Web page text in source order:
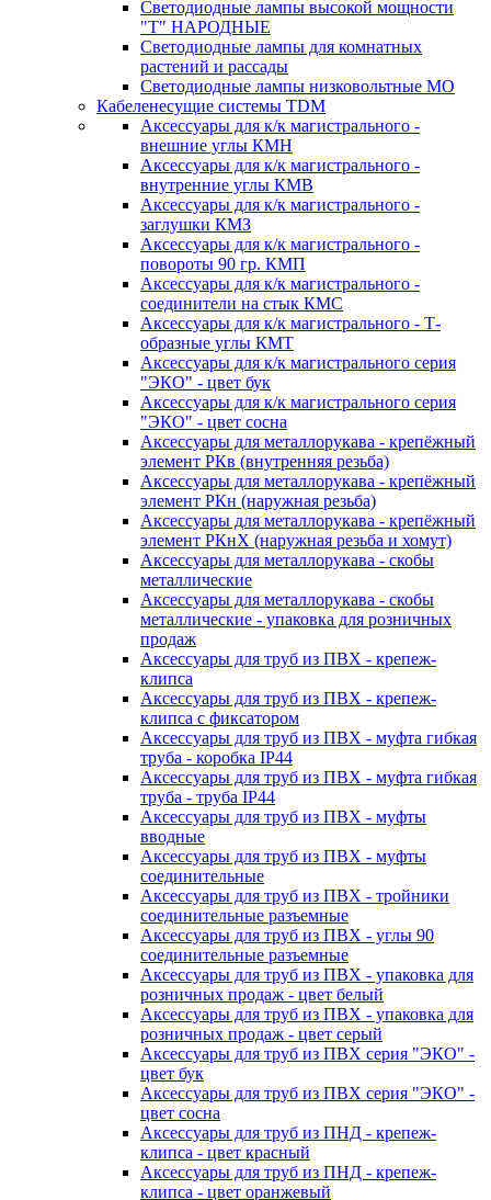
Светодиодные лампы высокой мощности
"Т" НАРОДНЫЕ
Светодиодные лампы для комнатных
растений и рассады
Светодиодные лампы низковольтные МО
Кабеленесущие системы TDM
Аксессуары для к/к магистрального -
внешние углы КМН
Аксессуары для к/к магистрального -
внутренние углы КМВ
Аксессуары для к/к магистрального -
заглушки КМЗ
Аксессуары для к/к магистрального -
повороты 90 гр. КМП
Аксессуары для к/к магистрального -
соединители на стык КМС
Аксессуары для к/к магистрального - Т-
образные углы КМТ
Аксессуары для к/к магистрального серия
"ЭКО" - цвет бук
Аксессуары для к/к магистрального серия
"ЭКО" - цвет сосна
Аксессуары для металлорукава - крепёжный
элемент РКв (внутренняя резьба)
Аксессуары для металлорукава - крепёжный
элемент РКн (наружная резьба)
Аксессуары для металлорукава - крепёжный
элемент РКнХ (наружная резьба и хомут)
Аксессуары для металлорукава - скобы
металлические
Аксессуары для металлорукава - скобы
металлические - упаковка для розничных
продаж
Аксессуары для труб из ПВХ - крепеж-
клипса
Аксессуары для труб из ПВХ - крепеж-
клипса с фиксатором
Аксессуары для труб из ПВХ - муфта гибкая
труба - коробка IP44
Аксессуары для труб из ПВХ - муфта гибкая
труба - труба IP44
Аксессуары для труб из ПВХ - муфты
вводные
Аксессуары для труб из ПВХ - муфты
соединительные
Аксессуары для труб из ПВХ - тройники
соединительные разъемные
Аксессуары для труб из ПВХ - углы 90
соединительные разъемные
Аксессуары для труб из ПВХ - упаковка для
розничных продаж - цвет белый
Аксессуары для труб из ПВХ - упаковка для
розничных продаж - цвет серый
Аксессуары для труб из ПВХ серия "ЭКО" -
цвет бук
Аксессуары для труб из ПВХ серия "ЭКО" -
цвет сосна
Аксессуары для труб из ПНД - крепеж-
клипса - цвет красный
Аксессуары для труб из ПНД - крепеж-
клипса - цвет оранжевый